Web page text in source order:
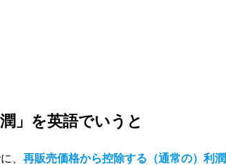
潤」を英語でいうと
、 再販売価格から控除する（通常の）利潤